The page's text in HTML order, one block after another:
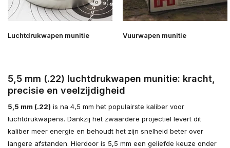
Luchtdrukwapen munitie Vuurwapen munitie
5,5 mm (.22) luchtdrukwapen munitie: kracht,
precisie en veelzijdigheid
5,5 mm (.22) is na 4,5 mm het populairste kaliber voor
luchtdrukwapens. Dankzij het zwaardere projectiel levert dit
kaliber meer energie en behoudt het zijn snelheid beter over
langere afstanden. Hierdoor is 5,5 mm een geliefde keuze onder